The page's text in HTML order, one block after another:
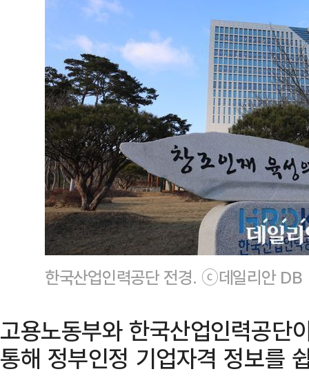
한국산업인력공단 전경. ⓒ데일리안 DB
고용노동부와 한국산업인력공단
통해 정부인정 기업자격 정보를